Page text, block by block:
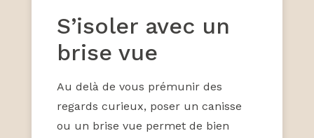
S’isoler avec un
brise vue
Au delà de vous prémunir des
regards curieux, poser un canisse
ou un brise vue permet de bien